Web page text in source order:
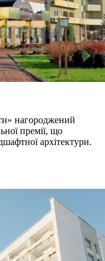
нагороджений
премії, що
архітектури.